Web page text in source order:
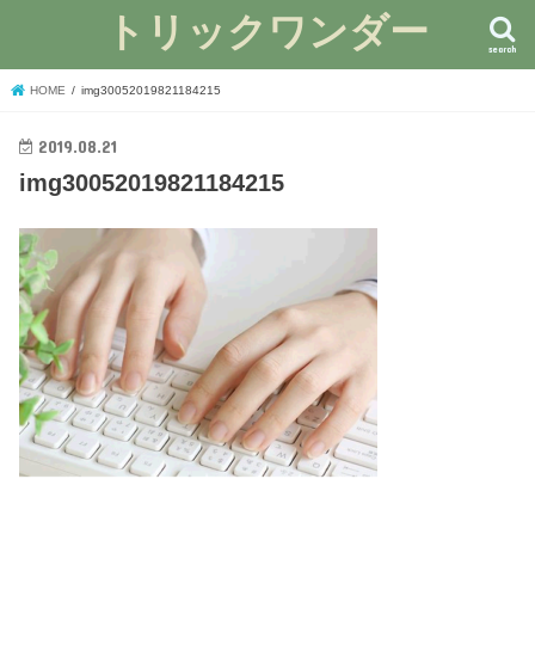
トリックワンダー search
HOME img30052019821184215
2019.08.21
img30052019821184215